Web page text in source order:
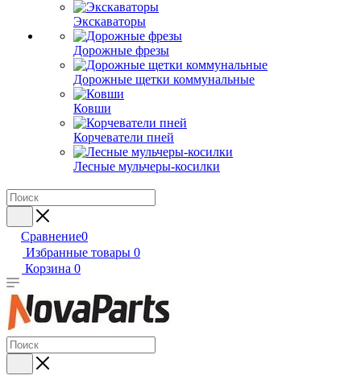
Экскаваторы
Дорожные фрезы
Дорожные щетки коммунальные
Ковши
Корчеватели пней
Лесные мульчеры-косилки
Сравнение0
Избранные товары 0
Корзина 0